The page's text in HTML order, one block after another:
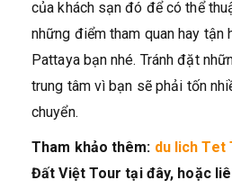
của khách sạn đó để có thể
những điểm tham quan hay tận
Pattaya bạn nhé. Tránh đặt
trung tâm vì bạn sẽ phải tốn
chuyển.
Tham khảo thêm: du lich Tet
Đất Việt Tour tại đây, hoặc